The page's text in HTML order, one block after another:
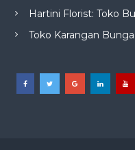
Hartini Florist: Toko
Toko Karangan